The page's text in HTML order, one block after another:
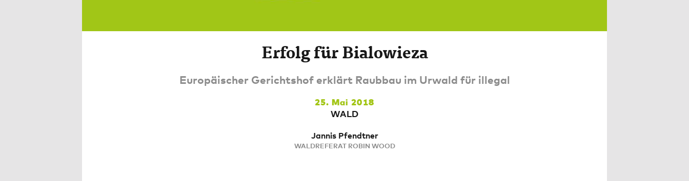
Erfolg für Bialowieza
Europäischer Gerichtshof erklärt Raubbau im Urwald für illegal
25. Mai 2018
WALD
Jannis Pfendtner
WALDREFERAT ROBIN WOOD